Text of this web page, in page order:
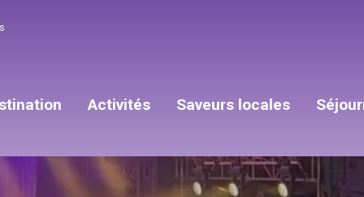
Activités Saveurs locales